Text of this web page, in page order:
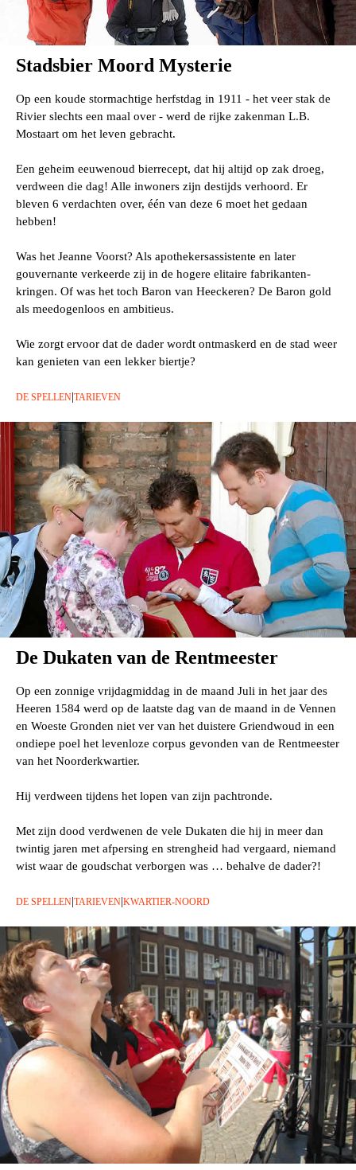
Stadsbier Moord Mysterie
Op een koude stormachtige herfstdag in 1911 - het veer stak de
Rivier slechts een maal over - werd de rijke zakenman L.B.
Mostaart om het leven gebracht.
Een geheim eeuwenoud bierrecept, dat hij altijd op zak droeg,
verdween die dag! Alle inwoners zijn destijds verhoord. Er
bleven 6 verdachten over, één van deze 6 moet het gedaan
hebben!
Was het Jeanne Voorst? Als apothekersassistente en later
gouvernante verkeerde zij in de hogere elitaire fabrikanten-
kringen. Of was het toch Baron van Heeckeren? De Baron gold
als meedogenloos en ambitieus.
Wie zorgt ervoor dat de dader wordt ontmaskerd en de stad weer
kan genieten van een lekker biertje?
DE SPELLEN|TARIEVEN
De Dukaten van de Rentmeester
Op een zonnige vrijdagmiddag in de maand Juli in het jaar des
Heeren 1584 werd op de laatste dag van de maand in de Vennen
en Woeste Gronden niet ver van het duistere Griendwoud in een
ondiepe poel het levenloze corpus gevonden van de Rentmeester
van het Noorderkwartier.
Hij verdween tijdens het lopen van zijn pachtronde.
Met zijn dood verdwenen de vele Dukaten die hij in meer dan
twintig jaren met afpersing en strengheid had vergaard, niemand
wist waar de goudschat verborgen was … behalve de dader?!
DE SPELLEN|TARIEVEN|KWARTIER-NOORD